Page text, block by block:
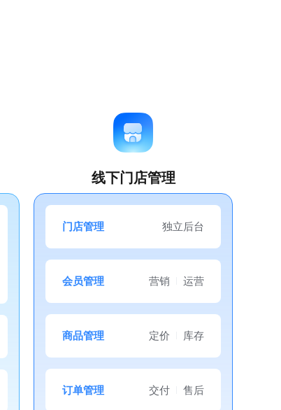
线下门店管理
门店管理 独立后台
会员管理 营销 运营
商品管理 定价 库存
订单管理 交付 售后